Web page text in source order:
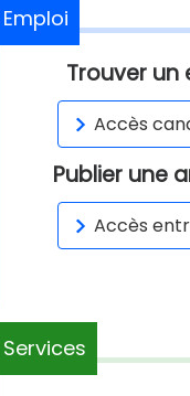
Emploi
Trouver un
Accès
Publier une
Accès
Services